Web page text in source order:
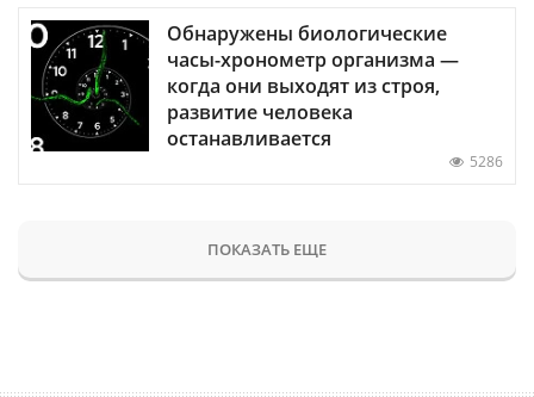
Обнаружены биологические
часы-хронометр организма —
когда они выходят из строя,
развитие человека
останавливается
5286
ПОКАЗАТЬ ЕЩЕ